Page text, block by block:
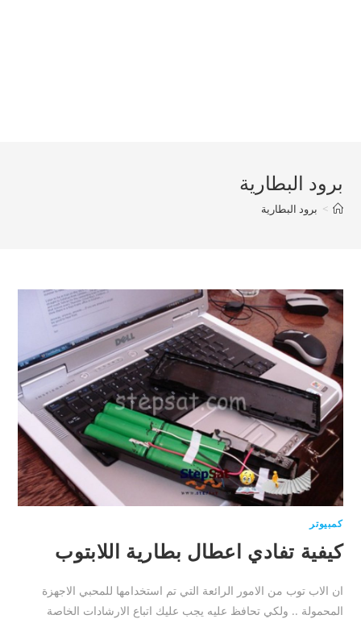
برود البطارية
> برود البطارية
كمبيوتر
كيفية تفادي اعطال بطارية اللابتوب
ان الاب توب من الامور الرائعة التي تم استخدامها للمحبي الاجهزة
المحمولة .. ولكي تحافظ عليه يجب عليك اتباع الارشادات الخاصة